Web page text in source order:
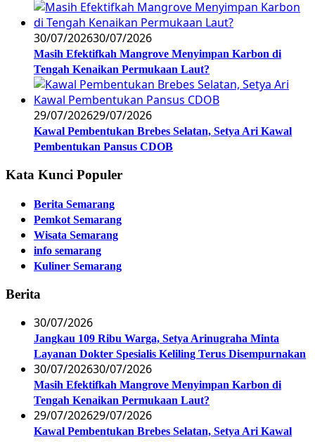
30/07/202630/07/2026
Masih Efektifkah Mangrove Menyimpan Karbon di
Tengah Kenaikan Permukaan Laut?
29/07/202629/07/2026
Kawal Pembentukan Brebes Selatan, Setya Ari Kawal
Pembentukan Pansus CDOB
Kata Kunci Populer
Berita Semarang
Pemkot Semarang
Wisata Semarang
info semarang
Kuliner Semarang
Berita
30/07/2026
Jangkau 109 Ribu Warga, Setya Arinugraha Minta
Layanan Dokter Spesialis Keliling Terus Disempurnakan
30/07/202630/07/2026
Masih Efektifkah Mangrove Menyimpan Karbon di
Tengah Kenaikan Permukaan Laut?
29/07/202629/07/2026
Kawal Pembentukan Brebes Selatan, Setya Ari Kawal